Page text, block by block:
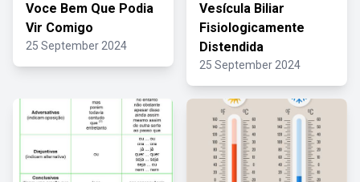
Voce Bem Que Podia
Vir Comigo
25 September 2024
Vesícula Biliar
Fisiologicamente
Distendida
25 September 2024